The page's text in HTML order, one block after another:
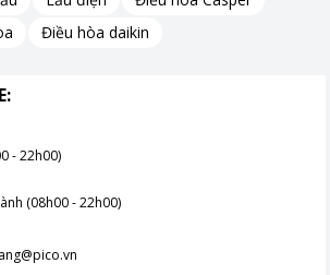
nâng tầm trải nghiệm hình ảnh
xử lý hình ảnh cao cấp, tối ưu từng
Điều hòa daikin
- 22h00)
(08h00 - 22h00)